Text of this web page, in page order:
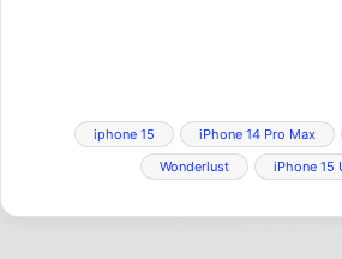
iPhone 14 Pro Max
iphone 15
iPhone 15
Wonderlust